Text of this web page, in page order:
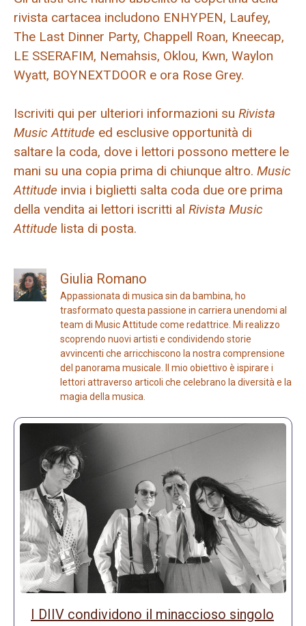
rivista cartacea includono ENHYPEN, Laufey,
The Last Dinner Party, Chappell Roan, Kneecap,
LE SSERAFIM, Nemahsis, Oklou, Kwn, Waylon
Wyatt, BOYNEXTDOOR e ora Rose Grey.
Iscriviti qui per ulteriori informazioni su Rivista
Music Attitude ed esclusive opportunità di
saltare la coda, dove i lettori possono mettere le
mani su una copia prima di chiunque altro. Music
Attitude invia i biglietti salta coda due ore prima
della vendita ai lettori iscritti al Rivista Music
Attitude lista di posta.
Giulia Romano
Appassionata di musica sin da bambina, ho
trasformato questa passione in carriera unendomi al
team di Music Attitude come redattrice. Mi realizzo
scoprendo nuovi artisti e condividendo storie
avvincenti che arricchiscono la nostra comprensione
del panorama musicale. Il mio obiettivo è ispirare i
lettori attraverso articoli che celebrano la diversità e la
magia della musica.
I DIIV condividono il minaccioso singolo